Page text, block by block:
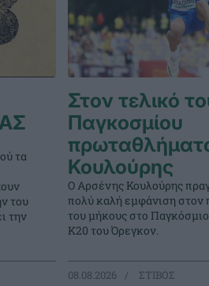
τα
του
την
Στον τελικό
Παγκοσμίου
Κουλούρης
Ο Αρσένης Κουλούρης
πολύ καλή εμφάνιση στον
του μήκους στο
Κ20 του Όρεγκον.
08.08.2026 ΣΤΙΒΟΣ